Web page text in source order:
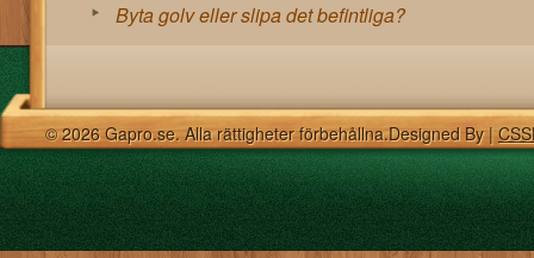
Byta golv eller slipa det befintliga?
© 2026 Gapro.se. Alla rättigheter förbehållna.Designed By |